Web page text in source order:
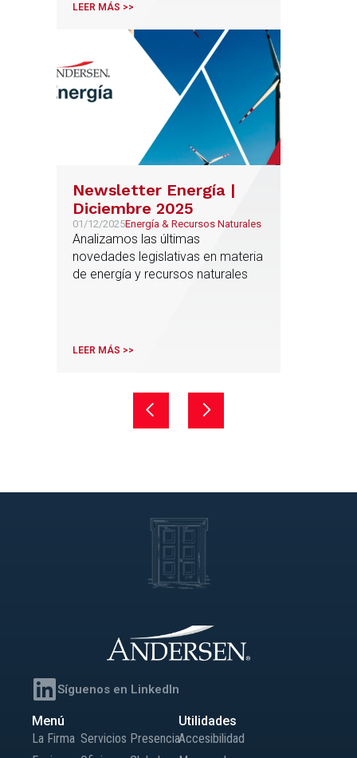
LEER MÁS >>
Newsletter Energía |
Diciembre 2025
01/12/2025Energía & Recursos Naturales
Analizamos las últimas
novedades legislativas en materia
de energía y recursos naturales
LEER MÁS >>
Síguenos en LinkedIn
Menú
La Firma Servicios Presencia
Utilidades
Accesibilidad